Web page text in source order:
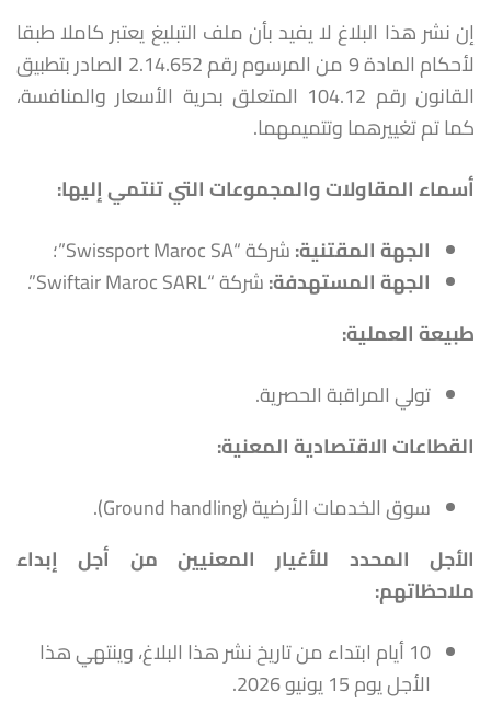
إن نشر هذا البلاغ لا يفيد بأن ملف التبليغ يعتبر كاملا طبقا
لأحكام المادة 9 من المرسوم رقم 2.14.652 الصادر بتطبيق
القانون رقم 104.12 المتعلق بحرية الأسعار والمنافسة،
كما تم تغييرهما وتتميمهما.
أسماء المقاولات والمجموعات التي تنتمي إليها:
الجهة المقتنية:شركة “Swissport Maroc SA”؛
الجهة المستهدفة:شركة “Swiftair Maroc SARL”.
طبيعة العملية:
تولي المراقبة الحصرية.
القطاعات الاقتصادية المعنية:
سوق الخدمات الأرضية (Ground handling).
الأجل المحدد للأغيار المعنيين من أجل إبداء
ملاحظاتهم:
10 أيام ابتداء من تاريخ نشر هذا البلاغ، وينتهي هذا
الأجل يوم 15 يونيو 2026.